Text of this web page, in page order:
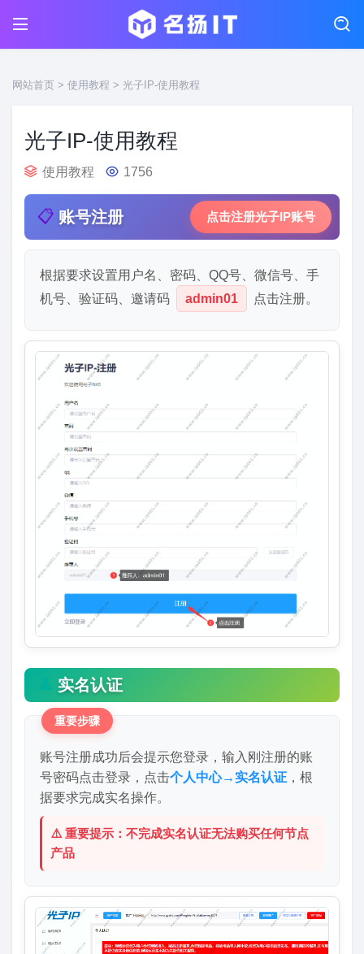
网站首页 > 使用教程 > 光子IP-使用教程
光子IP-使用教程
使用教程 1756
📋 账号注册 点击注册光子IP账号
根据要求设置用户名、密码、QQ号、微信号、手
机号、验证码、邀请码
admin01 点击注册。
实名认证
重要步骤
账号注册成功后会提示您登录，输入刚注册的账
号密码点击登录，点击个人中心→实名认证 ，根
据要求完成实名操作。
⚠️ 重要提示：不完成实名认证无法购买任何节点
产品